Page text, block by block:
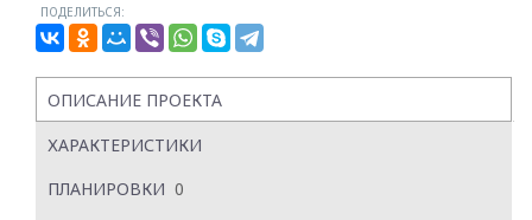
ПОДЕЛИТЬСЯ:
ОПИСАНИЕ ПРОЕКТА
ХАРАКТЕРИСТИКИ
ПЛАНИРОВКИ 0